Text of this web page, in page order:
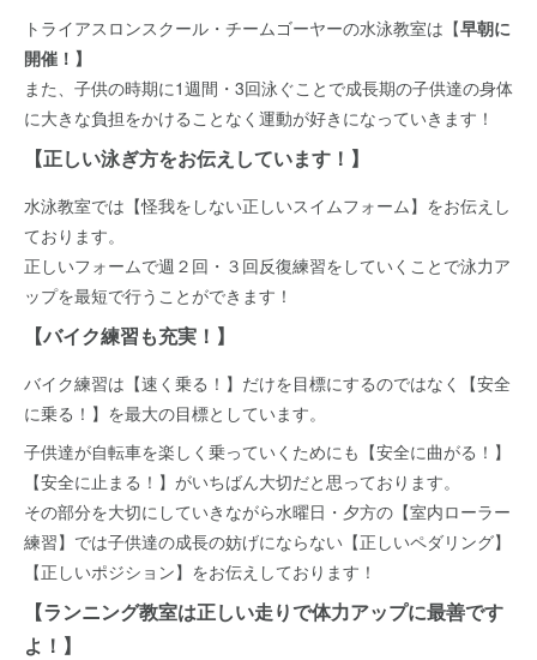
トライアスロンスクール・チームゴーヤーの水泳教室は【早朝に
開催！】
また、子供の時期に1週間・3回泳ぐことで成長期の子供達の身体
に大きな負担をかけることなく運動が好きになっていきます！
【正しい泳ぎ方をお伝えしています！】
水泳教室では【怪我をしない正しいスイムフォーム】をお伝えし
ております。
正しいフォームで週２回・３回反復練習をしていくことで泳力ア
ップを最短で行うことができます！
【バイク練習も充実！】
バイク練習は【速く乗る！】だけを目標にするのではなく【安全
に乗る！】を最大の目標としています。
子供達が自転車を楽しく乗っていくためにも【安全に曲がる！】
【安全に止まる！】がいちばん大切だと思っております。
その部分を大切にしていきながら水曜日・夕方の【室内ローラー
練習】では子供達の成長の妨げにならない【正しいペダリング】
【正しいポジション】をお伝えしております！
【ランニング教室は正しい走りで体力アップに最善です
よ！】